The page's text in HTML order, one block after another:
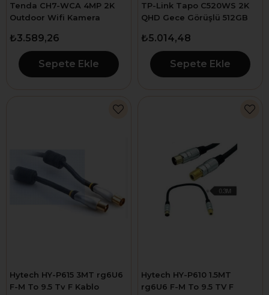
Tenda CH7-WCA 4MP 2K
Outdoor Wifi Kamera
₺3.589,26
Sepete Ekle
TP-Link Tapo C520WS 2K
QHD Gece Görüşlü 512GB
Kamera
₺5.014,48
Sepete Ekle
Hytech HY-P615 3MT rg6U6
F-M To 9.5 Tv F Kablo
Hytech HY-P610 1.5MT
rg6U6 F-M To 9.5 TV F